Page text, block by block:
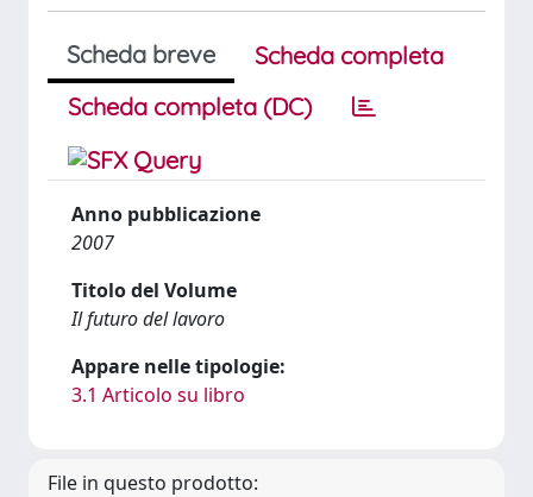
Scheda breve
Scheda completa
Scheda completa (DC)
Anno pubblicazione
2007
Titolo del Volume
Il futuro del lavoro
Appare nelle tipologie:
3.1 Articolo su libro
File in questo prodotto: